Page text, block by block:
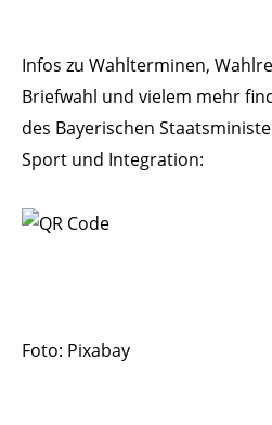
Infos zu Wahlterminen,
Briefwahl und vielem mehr
des Bayerischen
Sport und Integration:
Foto: Pixabay